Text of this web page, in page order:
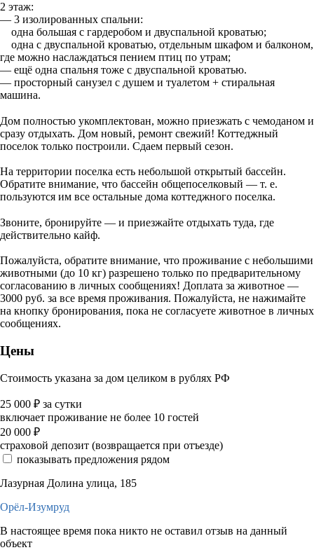
2 этаж:
— 3 изолированных спальни:
одна большая с гардеробом и двуспальной кроватью;
одна с двуспальной кроватью, отдельным шкафом и балконом,
где можно наслаждаться пением птиц по утрам;
— ещё одна спальня тоже с двуспальной кроватью.
— просторный санузел с душем и туалетом + стиральная
машина.
Дом полностью укомплектован, можно приезжать с чемоданом и
сразу отдыхать. Дом новый, ремонт свежий! Коттеджный
поселок только построили. Сдаем первый сезон.
На территории поселка есть небольшой открытый бассейн.
Обратите внимание, что бассейн общепоселковый — т. е.
пользуются им все остальные дома коттеджного поселка.
Звоните, бронируйте — и приезжайте отдыхать туда, где
действительно кайф.
Пожалуйста, обратите внимание, что проживание с небольшими
животными (до 10 кг) разрешено только по предварительному
согласованию в личных сообщениях! Доплата за животное —
3000 руб. за все время проживания. Пожалуйста, не нажимайте
на кнопку бронирования, пока не согласуете животное в личных
сообщениях.
Цены
Стоимость указана за дом целиком в рублях РФ
25 000 ₽ за сутки
включает проживание не более 10 гостей
20 000 ₽
страховой депозит (возвращается при отъезде)
показывать предложения рядом
Лазурная Долина улица, 185
Орёл-Изумруд
В настоящее время пока никто не оставил отзыв на данный
объект